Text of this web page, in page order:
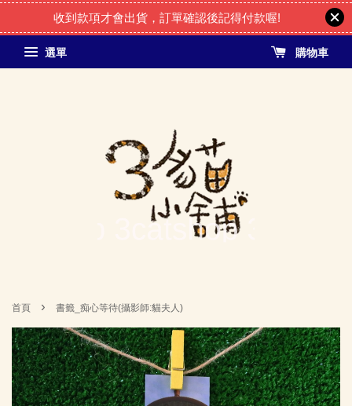
收到款項才會出貨，訂單確認後記得付款喔!
選單 購物車
首頁 › 書籤_痴心等待(攝影師:貓夫人)